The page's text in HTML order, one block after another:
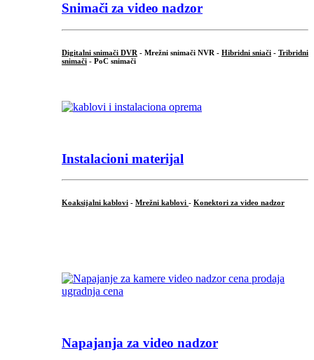
Snimači za video nadzor
Digitalni snimači DVR - Mrežni snimači NVR - Hibridni sniači - Tribridni
snimači - PoC snimači
Instalacioni materijal
Koaksijalni kablovi - Mrežni kablovi - Konektori za video nadzor
Napajanja za video nadzor